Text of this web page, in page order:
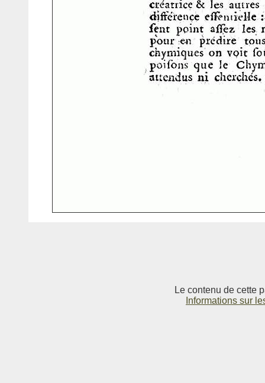
Le contenu de cette
Informations sur